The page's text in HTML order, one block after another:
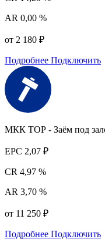
AR 0,00 %
от 2 180 ₽
Подробнее Подключить
МКК ТОР - Заём под
EPC 2,07 ₽
CR 4,97 %
AR 3,70 %
от 11 250 ₽
Подробнее Подключить